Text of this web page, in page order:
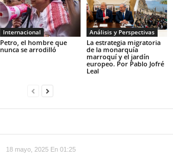
Internacional
Petro, el hombre que
nunca se arrodilló
Análisis y Perspectivas
La estrategia migratoria
de la monarquía
marroquí y el jardín
europeo. Por Pablo Jofré
Leal
18 mayo, 2025 En 01:25